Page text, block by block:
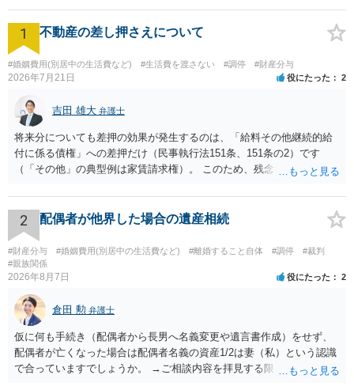
可】
1 不動産の差し押さえについて
#婚姻費用(別居中の生活費など) #生活費を渡さない #調停 #財産分与
2026年7月21日 役にたった 2
吉田 雄大 弁護士
将来分についても差押の効果が発生するのは、「給料その他継続的給
付に係る債権」への差押だけ（民事執行法151条、151条の2）です
（「その他」の典型例は家賃請求権）。 このため、残念ながらお答え
のみが配当の対象です。
2 配偶者が他界した場合の遺産相続
#財産分与 #婚姻費用(別居中の生活費など) #離婚すること自体 #調停
#裁判
#親族関係
2026年8月7日 役にたった 2
倉田 勲 弁護士
仮に何も手続き（配偶者から長男へ名義変更や遺言書作成）をせず、
配偶者が亡くなった場合は配偶者名義の資産1/2は妻（私）という認識
で合っていますでしょうか。 →ご相談内容を拝見する限りでは、その